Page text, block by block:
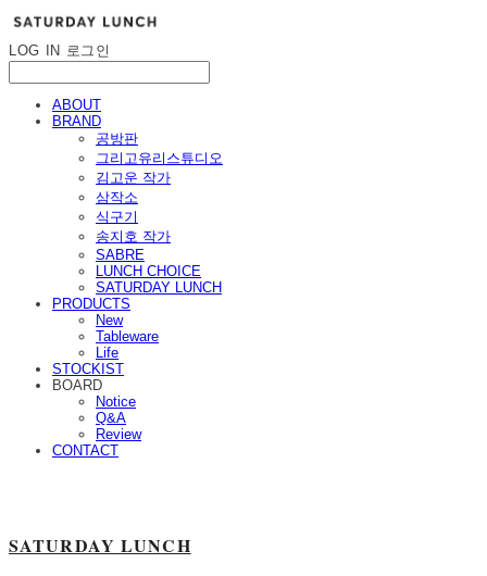
LOG IN 로그인
ABOUT
BRAND
공방판
그리고유리스튜디오
김고운 작가
삼작소
식구기
송지호 작가
SABRE
LUNCH CHOICE
SATURDAY LUNCH
PRODUCTS
New
Tableware
Life
STOCKIST
BOARD
Notice
Q&A
Review
CONTACT
SATURDAY LUNCH